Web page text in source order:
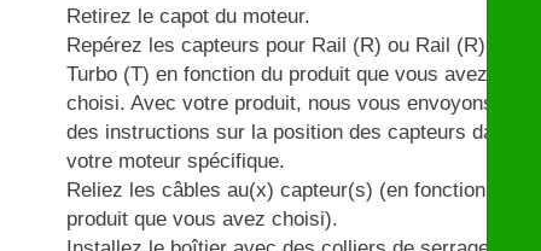
Retirez le capot du moteur.
Repérez les capteurs pour Rail (R) ou Rail (R) et
Turbo (T) en fonction du produit que vous avez
choisi. Avec votre produit, nous vous envoyons
des instructions sur la position des capteurs dans
votre moteur spécifique.
Reliez les câbles au(x) capteur(s) (en fonction du
produit que vous avez choisi).